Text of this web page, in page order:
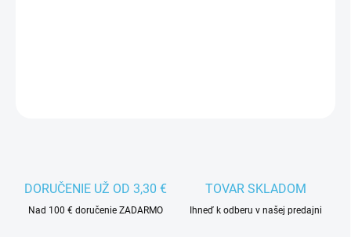
DORUČENIE UŽ OD 3,30 €
Nad 100 € doručenie ZADARMO
TOVAR SKLADOM
Ihneď k odberu v našej predajni